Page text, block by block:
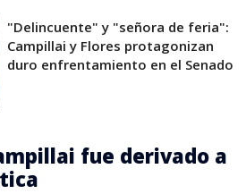
"Delincuente" y "señora de feria":
Campillai y Flores protagonizan
duro enfrentamiento en el Senado
fue derivado a